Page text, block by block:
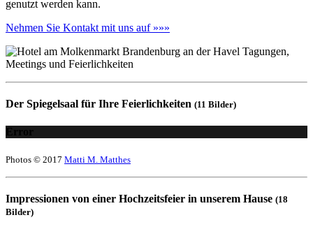
genutzt werden kann.
Nehmen Sie Kontakt mit uns auf »»»
Der Spiegelsaal für Ihre Feierlichkeiten (11 Bilder)
Error
Photos © 2017 Matti M. Matthes
Impressionen von einer Hochzeitsfeier in unserem Hause (18
Bilder)